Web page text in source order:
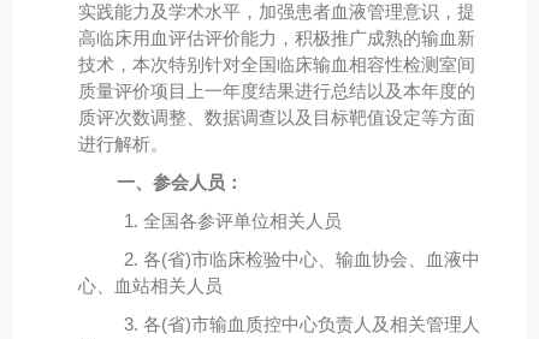
实践能力及学术水平，加强患者血液管理意识，提
高临床用血评估评价能力，积极推广成熟的输血新
技术，本次特别针对全国临床输血相容性检测室间
质量评价项目上一年度结果进行总结以及本年度的
质评次数调整、数据调查以及目标靶值设定等方面
进行解析。
一、参会人员：
1. 全国各参评单位相关人员
2. 各(省)市临床检验中心、输血协会、血液中
心、血站相关人员
3. 各(省)市输血质控中心负责人及相关管理人